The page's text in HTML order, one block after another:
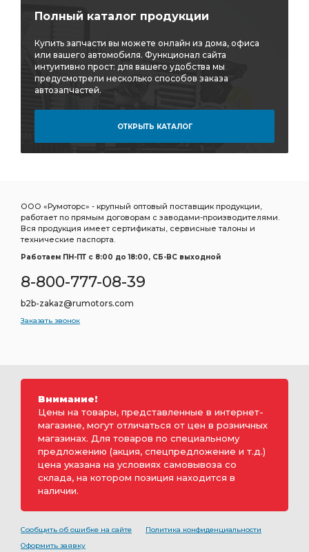
Полный каталог продукции
Купить запчасти вы можете онлайн из дома, офиса
или вашего автомобиля. Функционал сайта
интуитивно прост: для вашего удобства мы
предусмотрели несколько способов заказа
автозапчастей.
ОТКРЫТЬ КАТАЛОГ
ООО «Румоторс» - крупный оптовый поставщик продукции,
работает по прямым договорам с заводами-производителями.
Вся продукция имеет сертификаты, сервисные талоны и
технические паспорта.
Работаем ПН-ПТ c 8:00 до 18:00, СБ-ВС выходной
8-800-777-08-39
b2b-zakaz@rumotors.com
Заказать звонок
Внимание!
Цены на товары, представленные в интернет-
магазине, могут отличаться от цен в розничных
магазинах. Для товаров по специальному
предложению (акция, спецпредложение и т.д.)
цена указана на условиях самовывоза со
склада, на котором позиция находится в
наличии.
Сообщить об ошибке на сайте
Политика конфиденциальности
Оформить заявку